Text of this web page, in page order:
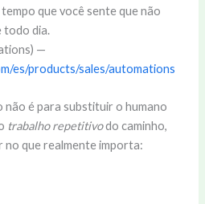
que você sente que não
todo dia.
—
es/products/sales/automations
é para substituir o humano
trabalho repetitivodo caminho,
no que realmente importa: